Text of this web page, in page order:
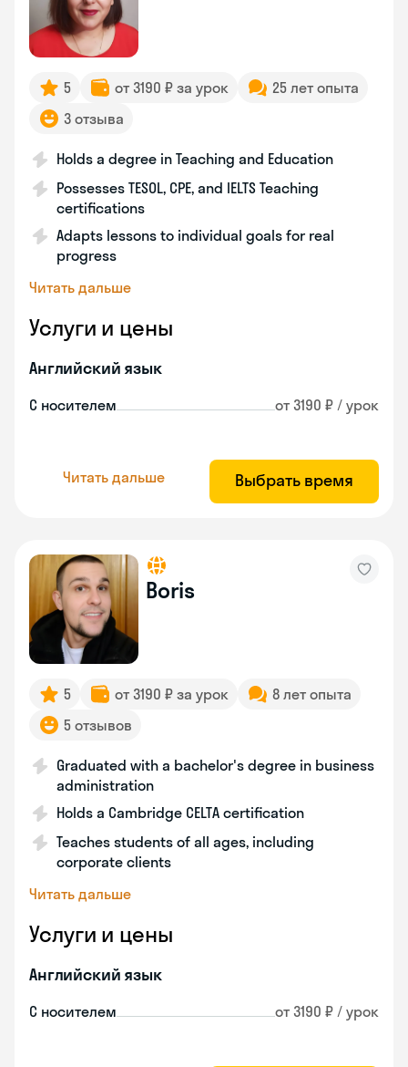
5 от 3190 ₽ за урок
25 лет опыта
3 отзыва
Holds a degree in Teaching and Education
Possesses TESOL, CPE, and IELTS Teaching
certifications
Adapts lessons to individual goals for real
progress
Читать дальше
Услуги и цены
Английский язык
С носителем от 3190 ₽ / урок
Читать дальше Выбрать время
Boris
5 от 3190 ₽ за урок
8 лет опыта
5 отзывов
Graduated with a bachelor's degree in business
administration
Holds a Cambridge CELTA certification
Teaches students of all ages, including
corporate clients
Читать дальше
Услуги и цены
Английский язык
С носителем от 3190 ₽ / урок